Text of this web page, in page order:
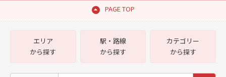
PAGE TOP
エリア
から探す
駅・路線
から探す
カテゴリー
から探す